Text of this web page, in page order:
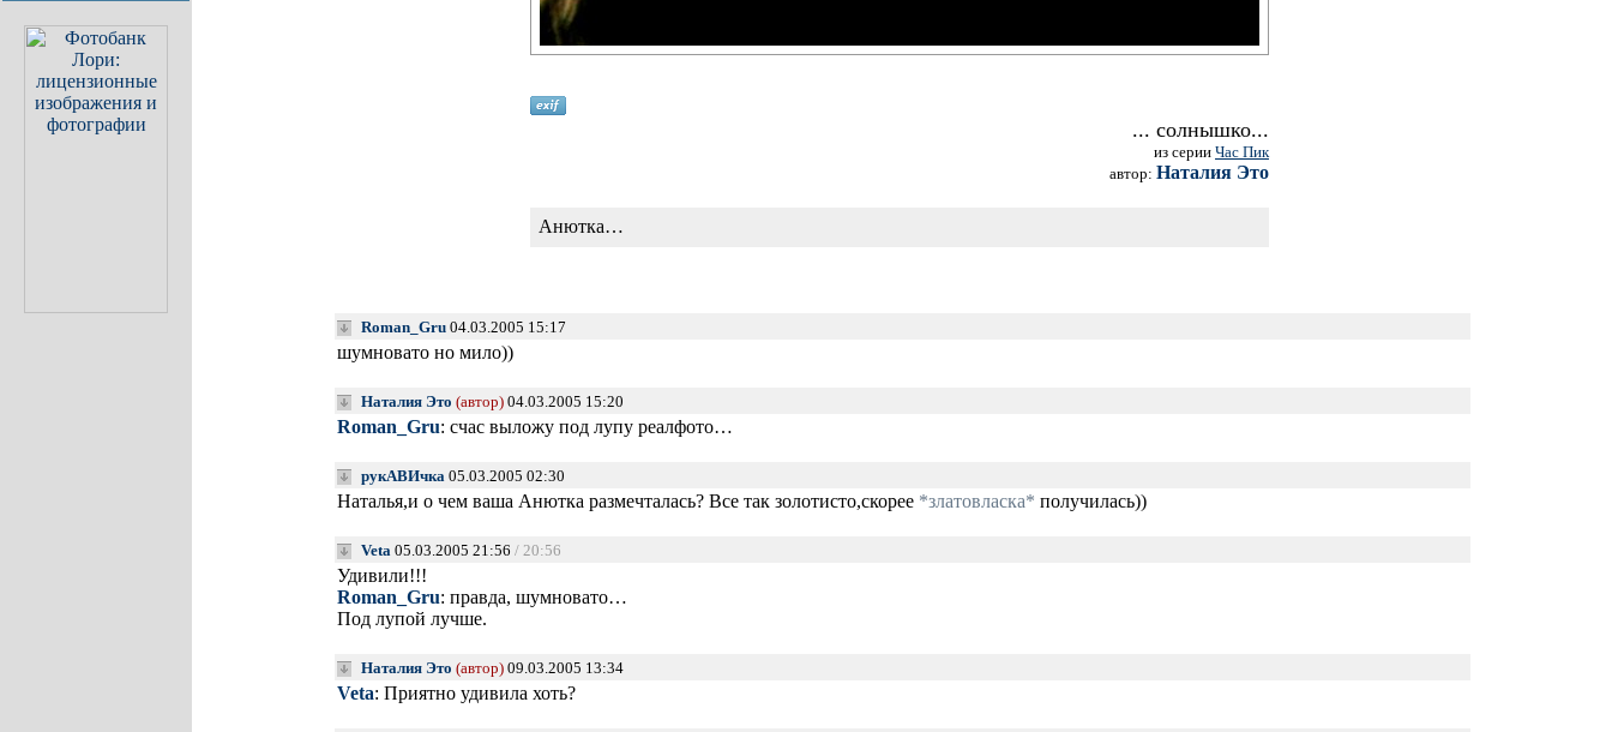
... солнышко...
из серии Час Пик
автор: Наталия Это
Анютка…
Roman_Gru04.03.2005 15:17
шумновато но мило))
Наталия Это (автор)04.03.2005 15:20
Roman_Gru: счас выложу под лупу реалфото…
рукАВИчка05.03.2005 02:30
Наталья,и о чем ваша Анютка размечталась? Все так золотисто,скорее *златовласка* получилась))
Veta05.03.2005 21:56 / 20:56
Удивили!!!
Roman_Gru: правда, шумновато…
Под лупой лучше.
Наталия Это (автор)09.03.2005 13:34
Veta: Приятно удивила хоть?